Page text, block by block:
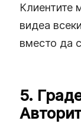
Клиентите
видеа
вместо да
5.